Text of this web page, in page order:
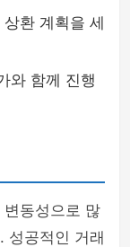
환 계획을 세
와 함께 진행
동성으로 많
성공적인 거래